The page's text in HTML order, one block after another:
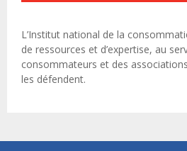
L’Institut national de la
de ressources et d’expertise, au
consommateurs et des
les défendent.